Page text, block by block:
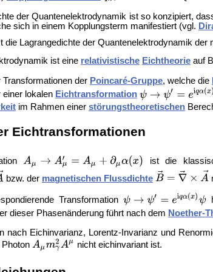
der Quantenelektrodynamik ist so konzipiert,
sich in einem Kopplungsterm manifestiert (vgl.
die Lagrangedichte der Quantenelektrodynamik
ist eine relativistische Eichtheorieauf
der Poincaré-Gruppe, welche die
einer lokalen Eichtransformation
im Rahmen einer störungstheoretischen
Eichtransformationen
ist die
bzw. der magnetischen Flussdichte
Transformation
dieser Phasenänderung führt nach dem Noether-
nach Eichinvarianz, Lorentz-Invarianz und
nicht eichinvariant ist.